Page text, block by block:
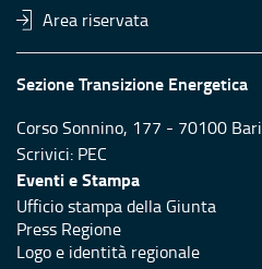
Area riservata
Sezione Transizione Energetica
Corso Sonnino, 177 - 70100 Bari
Scrivici: PEC
Eventi e Stampa
Ufficio stampa della Giunta
Press Regione
Logo e identità regionale